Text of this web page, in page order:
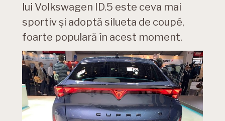
lui Volkswagen ID.5 este ceva mai
sportiv și adoptă silueta de coupé,
foarte populară în acest moment.